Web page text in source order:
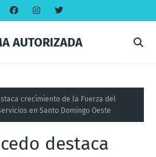
AUTORIZADA
crecimiento de la Fuerza del
en Santo Domingo Oeste
destaca